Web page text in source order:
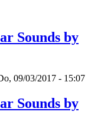
Sounds by
09/03/2017 - 15:07
Sounds by